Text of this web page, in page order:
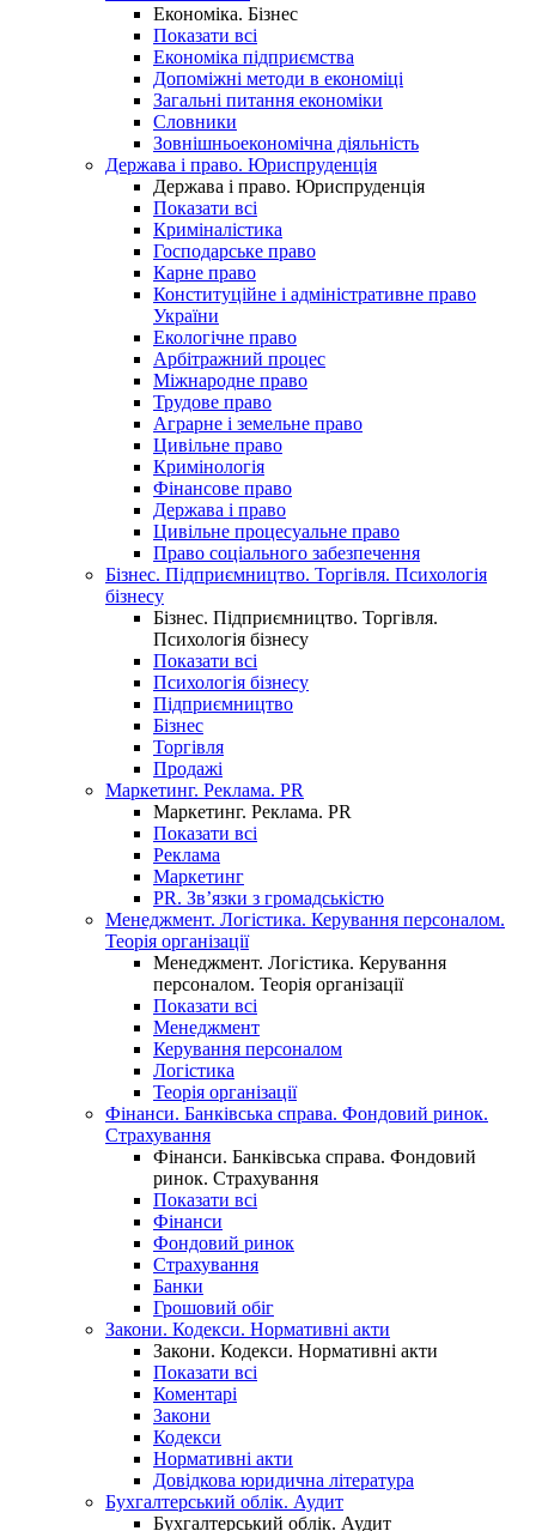
Економіка. Бізнес
Показати всі
Економіка підприємства
Допоміжні методи в економіці
Загальні питання економіки
Словники
Зовнішньоекономічна діяльність
Держава і право. Юриспруденція
Держава і право. Юриспруденція
Показати всі
Криміналістика
Господарське право
Карне право
Конституційне і адміністративне право
України
Екологічне право
Арбітражний процес
Міжнародне право
Трудове право
Аграрне і земельне право
Цивільне право
Кримінологія
Фінансове право
Держава і право
Цивільне процесуальне право
Право соціального забезпечення
Бізнес. Підприємництво. Торгівля. Психологія
бізнесу
Бізнес. Підприємництво. Торгівля.
Психологія бізнесу
Показати всі
Психологія бізнесу
Підприємництво
Бізнес
Торгівля
Продажі
Маркетинг. Реклама. PR
Маркетинг. Реклама. PR
Показати всі
Реклама
Маркетинг
PR. Зв’язки з громадськістю
Менеджмент. Логістика. Керування персоналом.
Теорія організації
Менеджмент. Логістика. Керування
персоналом. Теорія організації
Показати всі
Менеджмент
Керування персоналом
Логістика
Теорія організації
Фінанси. Банківська справа. Фондовий ринок.
Страхування
Фінанси. Банківська справа. Фондовий
ринок. Страхування
Показати всі
Фінанси
Фондовий ринок
Страхування
Банки
Грошовий обіг
Закони. Кодекси. Нормативні акти
Закони. Кодекси. Нормативні акти
Показати всі
Коментарі
Закони
Кодекси
Нормативні акти
Довідкова юридична література
Бухгалтерський облік. Аудит
Бухгалтерський облік. Аудит